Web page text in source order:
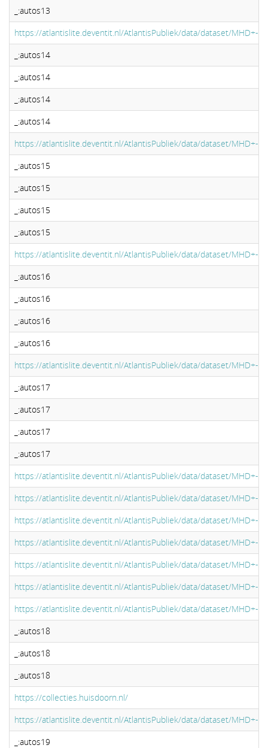
_:autos13
https://atlantislite.deventit.nl/AtlantisPubliek/data/dataset/MHD+-
_:autos14
_:autos14
_:autos14
_:autos14
https://atlantislite.deventit.nl/AtlantisPubliek/data/dataset/MHD+-
_:autos15
_:autos15
_:autos15
_:autos15
https://atlantislite.deventit.nl/AtlantisPubliek/data/dataset/MHD+-
_:autos16
_:autos16
_:autos16
_:autos16
https://atlantislite.deventit.nl/AtlantisPubliek/data/dataset/MHD+-
_:autos17
_:autos17
_:autos17
_:autos17
https://atlantislite.deventit.nl/AtlantisPubliek/data/dataset/MHD+-
https://atlantislite.deventit.nl/AtlantisPubliek/data/dataset/MHD+-
https://atlantislite.deventit.nl/AtlantisPubliek/data/dataset/MHD+-
https://atlantislite.deventit.nl/AtlantisPubliek/data/dataset/MHD+-
https://atlantislite.deventit.nl/AtlantisPubliek/data/dataset/MHD+-
https://atlantislite.deventit.nl/AtlantisPubliek/data/dataset/MHD+-
https://atlantislite.deventit.nl/AtlantisPubliek/data/dataset/MHD+-
_:autos18
_:autos18
_:autos18
https://collecties.huisdoorn.nl/
https://atlantislite.deventit.nl/AtlantisPubliek/data/dataset/MHD+-
_:autos19